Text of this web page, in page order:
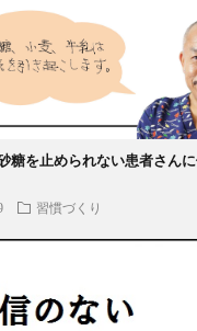
糖を止められない患者さん
習慣づくり